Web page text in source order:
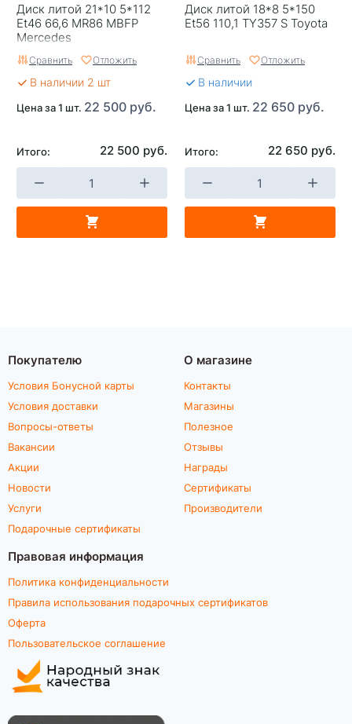
Диск литой 21*10 5*112
Et46 66,6 MR86 MBFP
Mercedes
Сравнить Отложить
В наличии 2 шт
Цена за 1 шт. 22 500 руб.
Итого: 22 500 руб.
Диск литой 18*8 5*150
Et56 110,1 TY357 S Toyota
Сравнить Отложить
В наличии
Цена за 1 шт. 22 650 руб.
Итого: 22 650 руб.
Покупателю
Условия Бонусной карты
Условия доставки
Вопросы-ответы
Вакансии
Акции
Новости
Услуги
Подарочные сертификаты
О магазине
Контакты
Магазины
Полезное
Отзывы
Награды
Сертификаты
Производители
Правовая информация
Политика конфиденциальности
Правила использования подарочных сертификатов
Оферта
Пользовательское соглашение